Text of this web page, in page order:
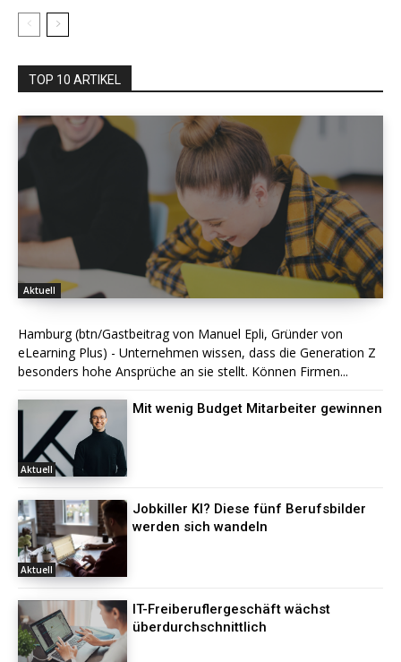
TOP 10 ARTIKEL
Aktuell
Hamburg (btn/Gastbeitrag von Manuel Epli, Gründer von
eLearning Plus) - Unternehmen wissen, dass die Generation Z
besonders hohe Ansprüche an sie stellt. Können Firmen...
Aktuell
Mit wenig Budget Mitarbeiter gewinnen
Aktuell
Jobkiller KI? Diese fünf Berufsbilder
werden sich wandeln
IT-Freiberuflergeschäft wächst
überdurchschnittlich